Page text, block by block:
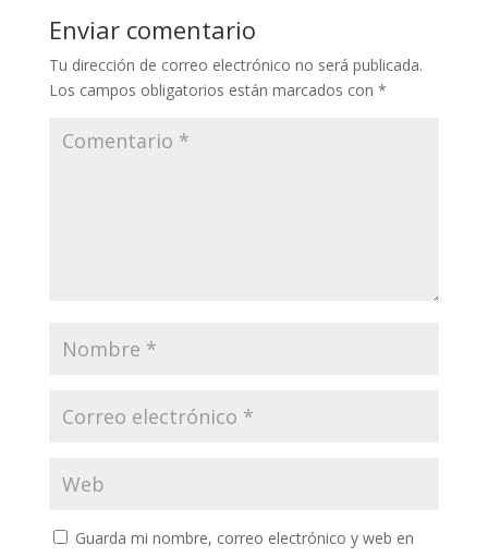
Enviar comentario
Tu dirección de correo electrónico no será publicada.
Los campos obligatorios están marcados con *
Guarda mi nombre, correo electrónico y web en